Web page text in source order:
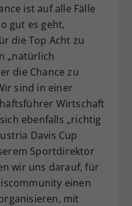
ist auf alle Fälle
gut es geht,
die Top Acht zu
„natürlich
die Chance zu
sind in einer
Wirtschaft
ebenfalls „richtig
Davis Cup
Sportdirektor
wir uns darauf, für
einen
mit